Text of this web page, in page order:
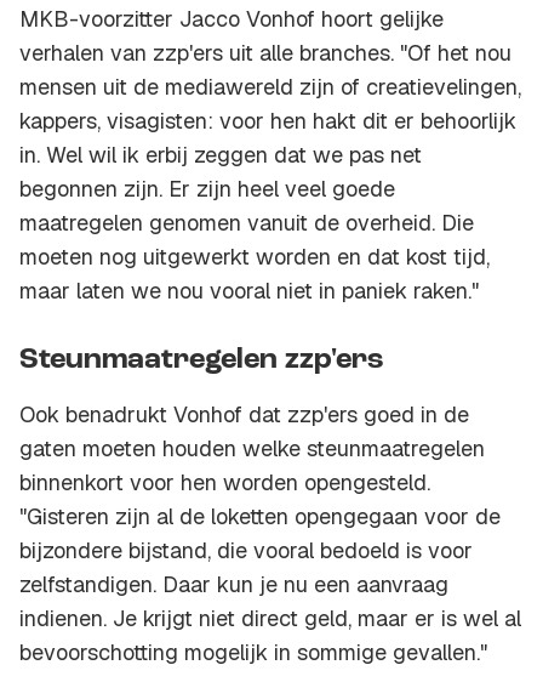
MKB-voorzitter Jacco Vonhof hoort gelijke
verhalen van zzp'ers uit alle branches. "Of het nou
mensen uit de mediawereld zijn of creatievelingen,
kappers, visagisten: voor hen hakt dit er behoorlijk
in. Wel wil ik erbij zeggen dat we pas net
begonnen zijn. Er zijn heel veel goede
maatregelen genomen vanuit de overheid. Die
moeten nog uitgewerkt worden en dat kost tijd,
maar laten we nou vooral niet in paniek raken."
Steunmaatregelen zzp'ers
Ook benadrukt Vonhof dat zzp'ers goed in de
gaten moeten houden welke steunmaatregelen
binnenkort voor hen worden opengesteld.
"Gisteren zijn al de loketten opengegaan voor de
bijzondere bijstand, die vooral bedoeld is voor
zelfstandigen. Daar kun je nu een aanvraag
indienen. Je krijgt niet direct geld, maar er is wel al
bevoorschotting mogelijk in sommige gevallen."